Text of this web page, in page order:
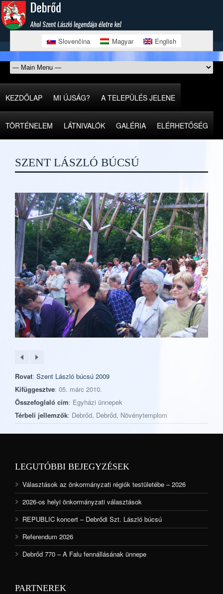
Slovenčina Magyar English
KEZDŐLAP MI ÚJSÁG? A TELEPÜLÉS JELENE
TÖRTÉNELEM LÁTNIVALÓK GALÉRIA ELÉRHETŐSÉG
SZENT LÁSZLÓ BÚCSÚ
Rovat: Szent László búcsú 2009
Kifüggesztve: 05. márc 2010.
Összefoglaló cím: Egyházi ünnepek
Térbeli jellemzők: Debrőd, Debrőd, Növénytemplom
LEGUTÓBBI BEJEGYZÉSEK
Választások az önkormányzati régiók testületébe – 2026
2026-os helyi önkormányzati választások
REPUBLIC koncert – Debrődi Szt. László búcsú
Referendum 2026
Debrőd 770 – A Falu fennállásának ünnepe
PARTNEREK